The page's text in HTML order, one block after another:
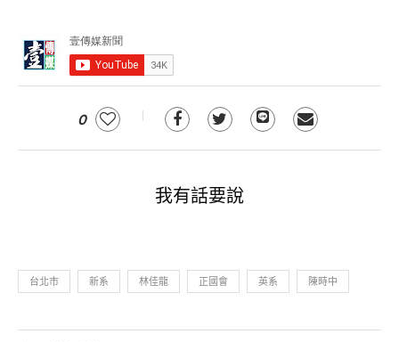
0
我有話要說
台北市 新系 林佳龍 正國會 英系 陳時中